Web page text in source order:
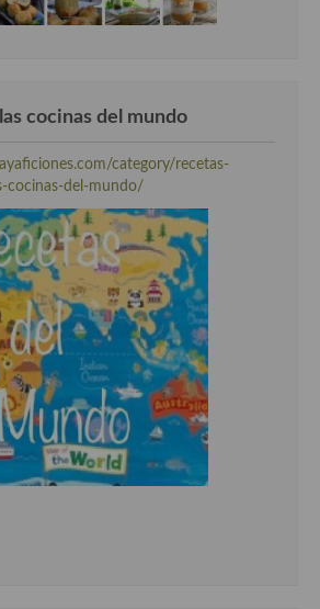
cocinas del mundo
category/recetas-
cocinas-del-mundo/